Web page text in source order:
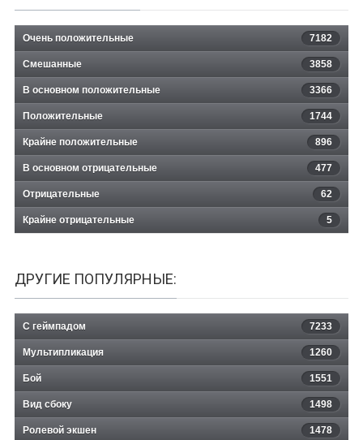
Очень положительные 7182
Смешанные 3858
В основном положительные 3366
Положительные 1744
Крайне положительные 896
В основном отрицательные 477
Отрицательные 62
Крайне отрицательные 5
ДРУГИЕ ПОПУЛЯРНЫЕ:
С геймпадом 7233
Мультипликация 1260
Бой 1551
Вид сбоку 1498
Ролевой экшен 1478